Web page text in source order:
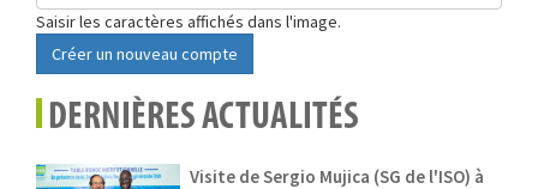
Saisir les caractères affichés dans l'image.
Créer un nouveau compte
DERNIÈRES ACTUALITÉS
Visite de Sergio Mujica (SG de l'ISO) à